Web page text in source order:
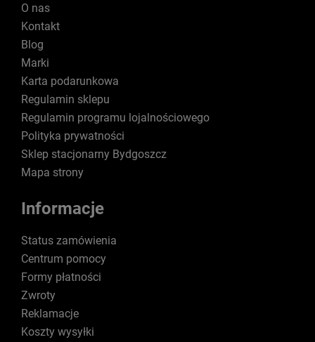
O nas
Kontakt
Blog
Marki
Karta podarunkowa
Regulamin sklepu
Regulamin programu lojalnościowego
Polityka prywatności
Sklep stacjonarny Bydgoszcz
Mapa strony
Informacje
Status zamówienia
Centrum pomocy
Formy płatności
Zwroty
Reklamacje
Koszty wysyłki